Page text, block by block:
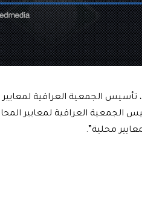
الجمعية العراقية لمعايير
الجمعية العراقية لمعايير
محلية”.